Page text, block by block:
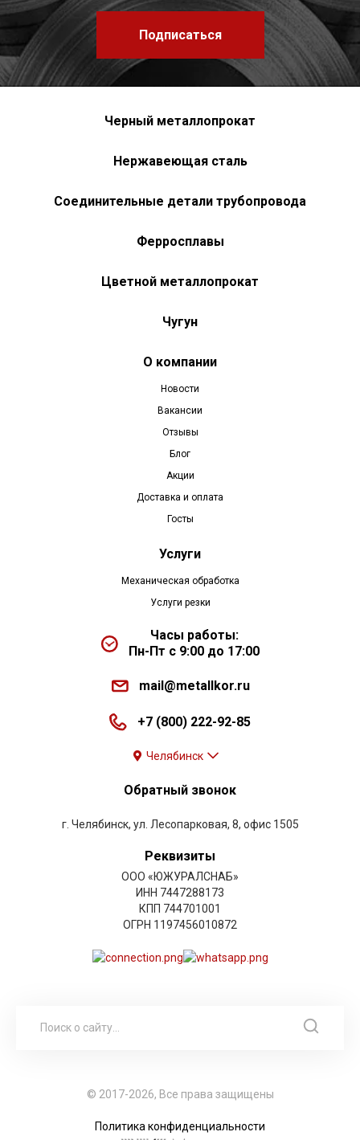
Подписаться
Черный металлопрокат
Нержавеющая сталь
Соединительные детали трубопровода
Ферросплавы
Цветной металлопрокат
Чугун
О компании
Новости
Вакансии
Отзывы
Блог
Акции
Доставка и оплата
Госты
Услуги
Механическая обработка
Услуги резки
Часы работы:
Пн-Пт с 9:00 до 17:00
mail@metallkor.ru
+7 (800) 222-92-85
Челябинск
Обратный звонок
г. Челябинск, ул. Лесопарковая, 8, офис 1505
Реквизиты
ООО «ЮЖУРАЛСНАБ»
ИНН 7447288173
КПП 744701001
ОГРН 1197456010872
© 2017-2026, Все права защищены
Политика конфиденциальности